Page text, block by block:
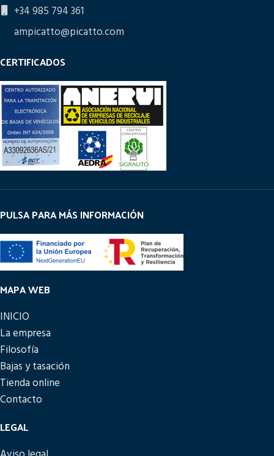
+34 985 794 361
ampicatto@picatto.com
CERTIFICADOS
PULSA PARA MÁS INFORMACIÓN
MAPA WEB
INICIO
La empresa
Filosofía
Bajas y tasación
Tienda online
Contacto
LEGAL